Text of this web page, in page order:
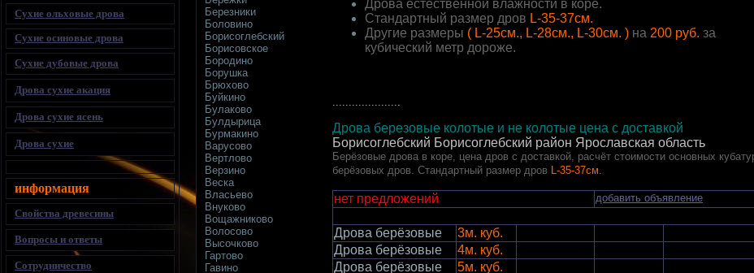
Березники
Боловино
Борисоглебский
Борисовское
Бородино
Борушка
Брюхово
Буйкино
Булаково
Булдырица
Бурмакино
Варусово
Вертлово
Верзино
Веска
Власьево
Внуково
Вощажниково
Волосово
Высочково
Гартово
Гавино
Дрова естественной влажности в коре.
Стандартный размер дров L-35-37см.
Другие размеры ( L-25см., L-28см., L-30см. ) на 200 руб. за
кубический метр дороже.
Дрова березовые колотые и не колотые цена с доставкой
Борисоглебский Борисоглебский район Ярославская область
Берёзовые дрова в коре, цена дров с доставкой, расчёт стоимости основных
берёзовых дров. Стандартный размер дров L-35-37см.
нет предложений добавить объявление
Дрова берёзовые
3м. куб.
Дрова берёзовые
4м. куб.
Дрова берёзовые
5м. куб.
Сухие ольховые дрова
Сухие осиновые дрова
Сухие дубовые дрова
Дрова сухие акация
Дрова сухие ясень
Дрова сухие
информация
Свойства древесины
Вопросы и ответы
Сотрудничество